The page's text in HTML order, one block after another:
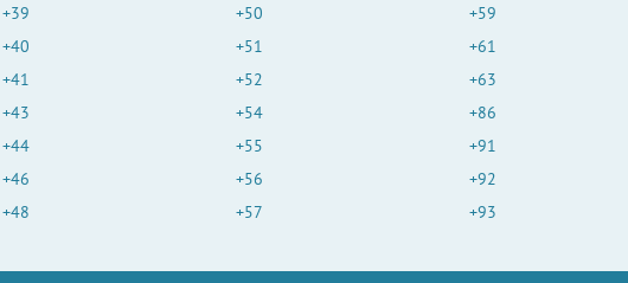
+39
+40
+41
+43
+44
+46
+48
+50
+51
+52
+54
+55
+56
+57
+59
+61
+63
+86
+91
+92
+93